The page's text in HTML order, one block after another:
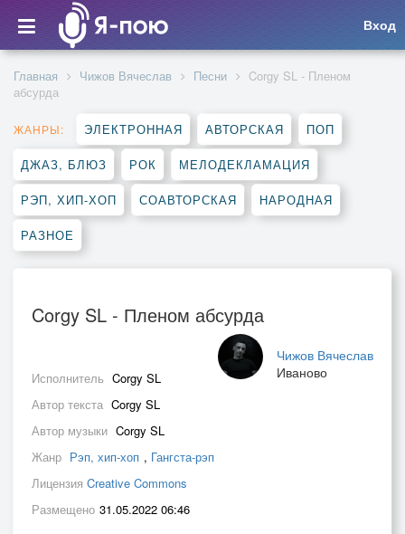
Вход
Главная Чижов Вячеслав Песни
Corgy SL - Пленом
абсурда
ЖАНРЫ: ЭЛЕКТРОННАЯ АВТОРСКАЯ ПОП
ДЖАЗ, БЛЮЗ РОК МЕЛОДЕКЛАМАЦИЯ
РЭП, ХИП-ХОП СОАВТОРСКАЯ НАРОДНАЯ
РАЗНОЕ
Corgy SL - Пленом абсурда
Чижов Вячеслав
Иваново
Исполнитель Corgy SL
Автор текста Corgy SL
Автор музыки Corgy SL
Жанр Рэп, хип-хоп , Гангста-рэп
Лицензия Creative Commons
Размещено 31.05.2022 06:46